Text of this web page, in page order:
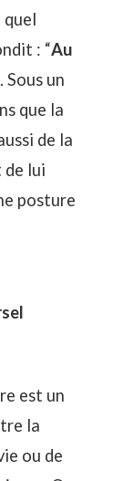
quel
: “Au
Sous un
que la
de la
de lui
posture
est un
la
ou de